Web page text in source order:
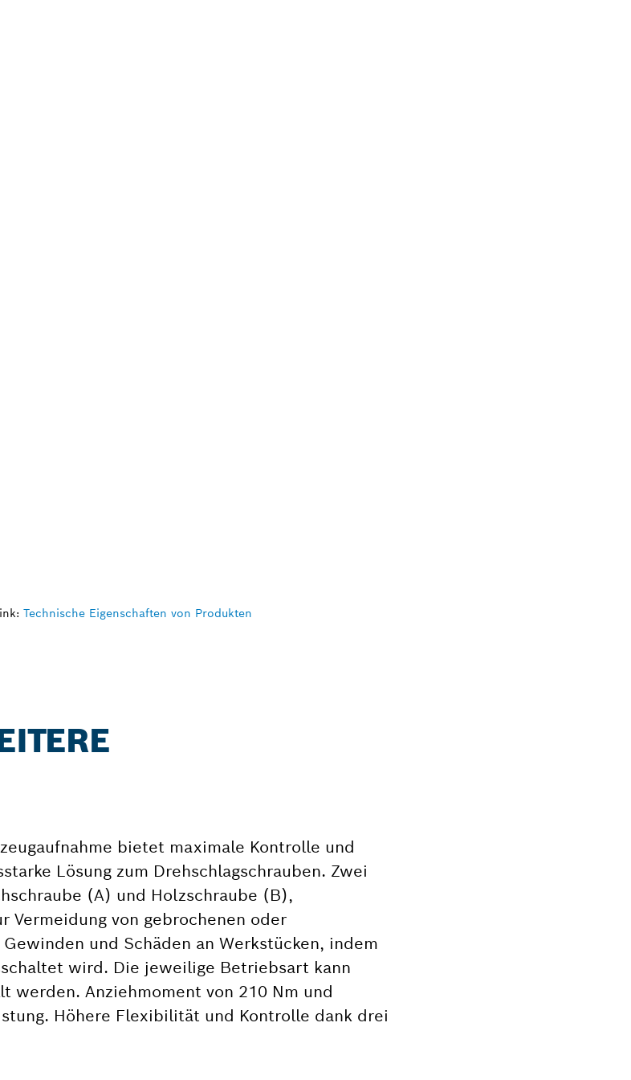
Technische Eigenschaften von Produkten
bietet maximale Kontrolle und
Lösung zum Drehschlagschrauben. Zwei
(A) und Holzschraube (B),
von gebrochenen oder
und Schäden an Werkstücken, indem
wird. Die jeweilige Betriebsart kann
werden. Anziehmoment von 210 Nm und
Höhere Flexibilität und Kontrolle dank drei